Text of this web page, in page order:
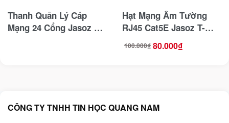
Thanh Quản Lý Cáp
Mạng 24 Cổng Jasoz T-
Hạt Mạng Âm Tường
RJ45 Cat5E Jasoz T-
E298 -Cắm Thẳng 180°,
Đầu Kết Nối Mạ Vàng
100.000₫
Giá
gốc 80.000₫
Giá
hiện
CÔNG TY TNHH TIN HỌC QUANG NAM